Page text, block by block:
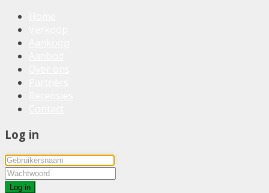
Log in
Log in